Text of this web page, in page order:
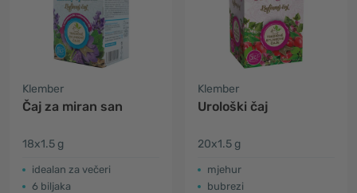
Klember
Čaj za miran san
18x1.5 g
idealan za večeri
6 biljaka
Klember
Urološki čaj
20x1.5 g
mjehur
bubrezi